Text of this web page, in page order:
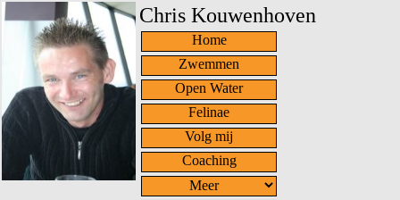
Chris Kouwenhoven
Home
Zwemmen
Open Water
Felinae
Volg mij
Coaching